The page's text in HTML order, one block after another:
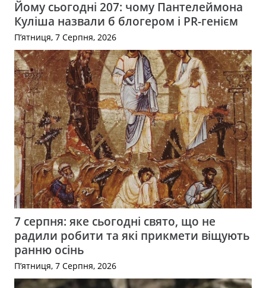
Йому сьогодні 207: чому Пантелеймона
Куліша назвали б блогером і PR-генієм
П’ятниця, 7 Серпня, 2026
7 серпня: яке сьогодні свято, що не
радили робити та які прикмети віщують
ранню осінь
П’ятниця, 7 Серпня, 2026